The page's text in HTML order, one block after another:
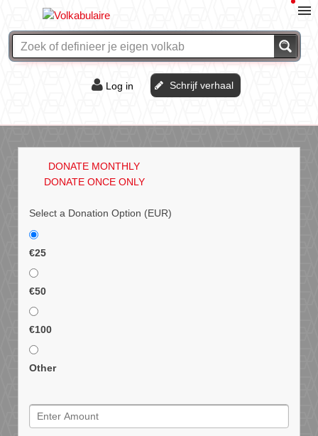
Log in Schrijf verhaal
DONATE MONTHLY
DONATE ONCE ONLY
Select a Donation Option (EUR)
€25
€50
€100
Other